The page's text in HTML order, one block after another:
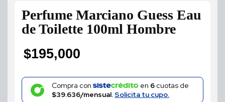
Perfume Marciano Guess Eau
de Toilette 100ml Hombre
$195,000
Compra con en 6cuotas de
$39.636/mensual.Solicita tu cupo.